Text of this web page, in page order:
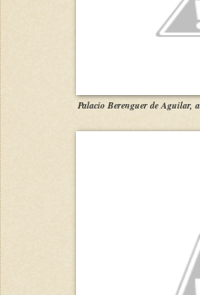
Palacio Berenguer de Aguilar,